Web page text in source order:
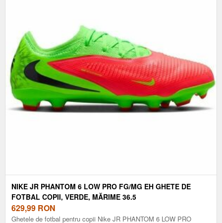
NIKE JR PHANTOM 6 LOW PRO FG/MG EH GHETE DE
FOTBAL COPII, VERDE, MĂRIME 36.5
629,99 RON
Ghetele de fotbal pentru copii Nike JR PHANTOM 6 LOW PRO